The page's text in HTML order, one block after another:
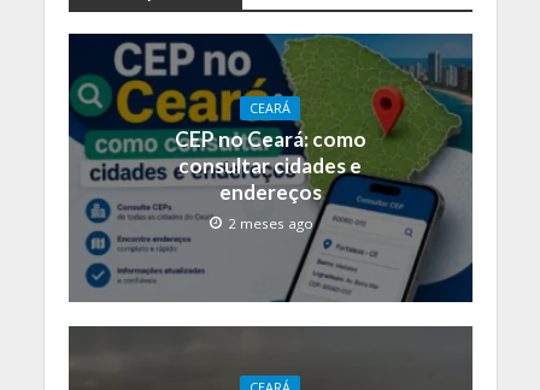
CEARÁ
CEP no Ceará: como
consultar cidades e
endereços
2 meses ago